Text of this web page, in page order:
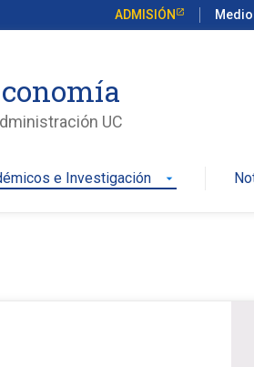
ADMISIÓN
UC
e Investigación arrow_drop_down